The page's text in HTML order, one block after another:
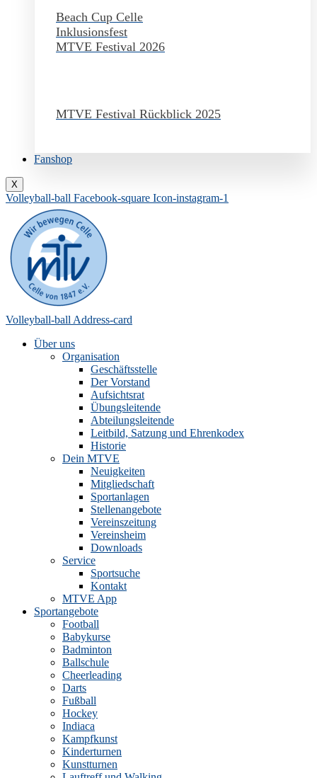
Beach Cup Celle
Inklusionsfest
MTVE Festival 2026
MTVE Festival Rückblick 2025
Fanshop
X
Volleyball-ball Facebook-square Icon-instagram-1
Volleyball-ball Address-card
Über uns
Organisation
Geschäftsstelle
Der Vorstand
Aufsichtsrat
Übungsleitende
Abteilungsleitende
Leitbild, Satzung und Ehrenkodex
Historie
Dein MTVE
Neuigkeiten
Mitgliedschaft
Sportanlagen
Stellenangebote
Vereinszeitung
Vereinsheim
Downloads
Service
Sportsuche
Kontakt
MTVE App
Sportangebote
Football
Babykurse
Badminton
Ballschule
Cheerleading
Darts
Fußball
Hockey
Indiaca
Kampfkunst
Kinderturnen
Kunstturnen